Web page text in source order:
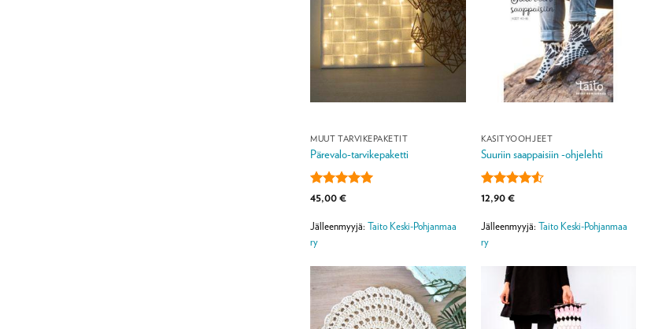
MUUT TARVIKEPAKETIT
Pärevalo-tarvikepaketti
Arvostelu
/ 5
45,00€
Jälleenmyyjä:Taito Keski-Pohjanmaa
ry
KÄSITYÖOHJEET
Suuriin saappaisiin -ohjelehti
Arvostelu
4.5
12,90€
Jälleenmyyjä:Taito Keski-Pohjanmaa
ry